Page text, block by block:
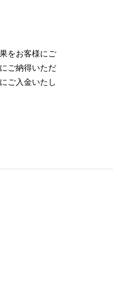
をお客様にご
ご納得いただ
ご入金いたし